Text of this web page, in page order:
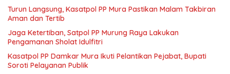
Turun Langsung, Kasatpol PP Mura Pastikan Malam Takbiran
Aman dan Tertib
Jaga Ketertiban, Satpol PP Murung Raya Lakukan
Pengamanan Sholat Idulfitri
Kasatpol PP Damkar Mura Ikuti Pelantikan Pejabat, Bupati
Soroti Pelayanan Publik